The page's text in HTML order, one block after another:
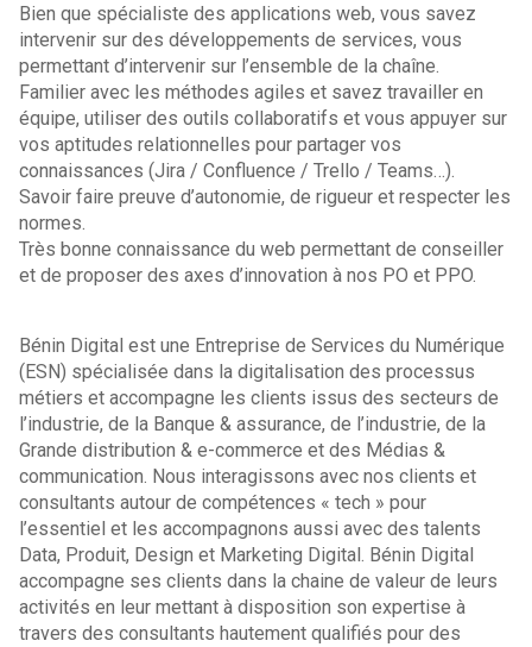
Bien que spécialiste des applications web, vous savez
intervenir sur des développements de services, vous
permettant d’intervenir sur l’ensemble de la chaîne.
Familier avec les méthodes agiles et savez travailler en
équipe, utiliser des outils collaboratifs et vous appuyer sur
vos aptitudes relationnelles pour partager vos
connaissances (Jira / Confluence / Trello / Teams…).
Savoir faire preuve d’autonomie, de rigueur et respecter les
normes.
Très bonne connaissance du web permettant de conseiller
et de proposer des axes d’innovation à nos PO et PPO.
Bénin Digital est une Entreprise de Services du Numérique
(ESN) spécialisée dans la digitalisation des processus
métiers et accompagne les clients issus des secteurs de
l’industrie, de la Banque & assurance, de l’industrie, de la
Grande distribution & e-commerce et des Médias &
communication. Nous interagissons avec nos clients et
consultants autour de compétences « tech » pour
l’essentiel et les accompagnons aussi avec des talents
Data, Produit, Design et Marketing Digital. Bénin Digital
accompagne ses clients dans la chaine de valeur de leurs
activités en leur mettant à disposition son expertise à
travers des consultants hautement qualifiés pour des